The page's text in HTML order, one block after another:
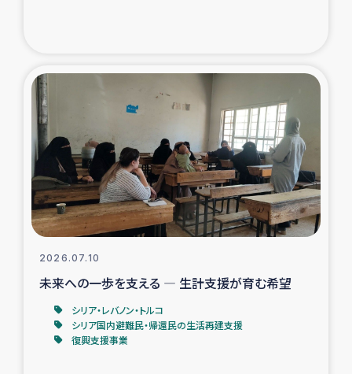
2026.07.10
未来への一歩を支える ― 生計支援が育む希望
シリア・レバノン・トルコ
シリア国内避難民・帰還民の生活再建支援
復興支援事業